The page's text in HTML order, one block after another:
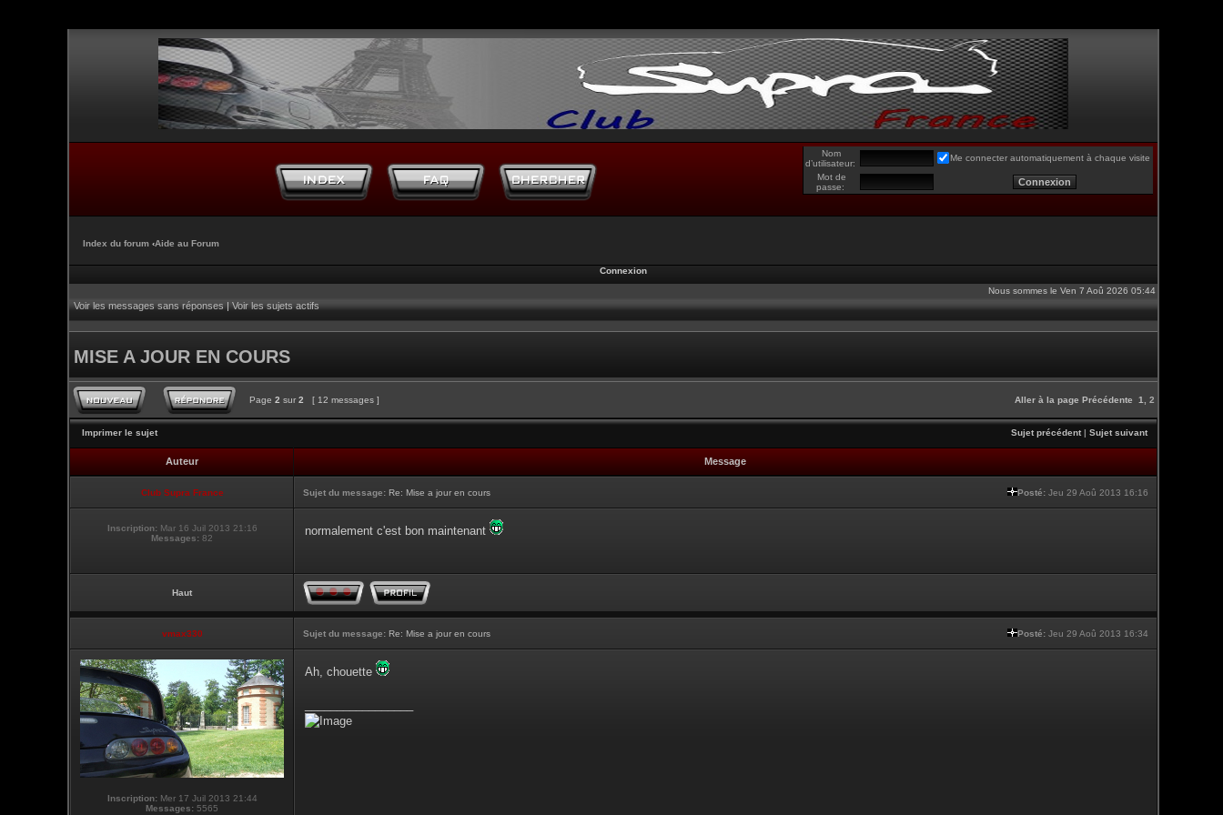
Nom
d’utilisateur:
Me connecter automatiquement à chaque visite
Mot de
passe:
Index du forum ‹Aide au Forum
Connexion
Nous sommes le Ven 7 Aoû 2026 05:44
Voir les messages sans réponses|Voir les sujets actifs
MISE A JOUR EN COURS
Page 2 sur 2 [ 12 messages ] Aller à la page Précédente 1 2
Imprimer le sujet Sujet précédent| Sujet suivant
Auteur Message
Club Supra France Sujet du message: Re: Mise a jour en cours Posté: Jeu 29 Aoû 2013 16:16
Inscription: Mar 16 Juil 2013 21:16
Messages: 82
normalement c'est bon maintenant
Haut
vmax330 Sujet du message: Re: Mise a jour en cours Posté: Jeu 29 Aoû 2013 16:34
Inscription:Mer 17 Juil 2013 21:44
Messages: 5565
Ah, chouette